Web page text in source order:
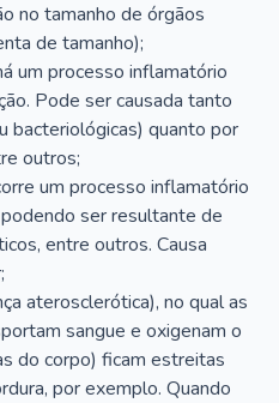
no tamanho de órgãos
de tamanho);
um processo inflamatório
Pode ser causada tanto
bacteriológicas) quanto por
outros;
um processo inflamatório
ser resultante de
entre outros. Causa
aterosclerótica), no qual as
sangue e oxigenam o
do corpo) ficam estreitas
por exemplo. Quando